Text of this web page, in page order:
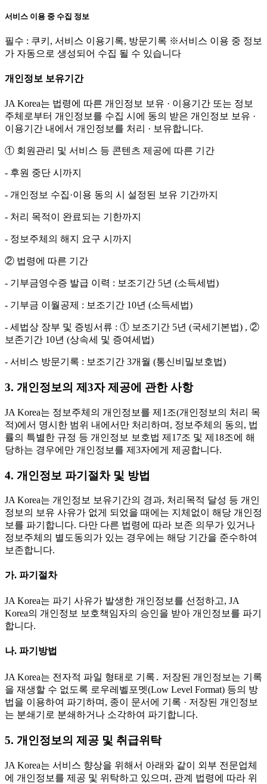
서비스 이용 중 수집 정보
필수 : 쿠키, 서비스 이용기록, 방문기록 ※서비스 이용 중 정보
가 자동으로 생성되어 수집 될 수 있습니다
개인정보 보유기간
JA Korea는 법령에 따른 개인정보 보유 · 이용기간 또는 정보
주체로부터 개인정보를 수집 시에 동의 받은 개인정보 보유 ·
이용기간 내에서 개인정보를 처리 · 보유합니다.
① 회원관리 및 서비스 등 콘텐츠 제공에 따른 기간
- 후원 중단 시까지
- 개인정보 수집·이용 동의 시 설정된 보유 기간까지
- 처리 목적이 완료되는 기한까지
- 정보주체의 해지 요구 시까지
② 법령에 따른 기간
- 기부금영수증 발급 이력 : 보조기간 5년 (소득세법)
- 기부금 이월공제 : 보조기간 10년 (소득세법)
- 세법상 장부 및 증빙서류 : ① 보조기간 5년 (국세기본법) , ②
보존기간 10년 (상속세 및 증여세법)
- 서비스 방문기록 : 보조기간 3개월 (통신비밀보호법)
3. 개인정보의 제3자 제공에 관한 사항
JA Korea는 정보주체의 개인정보를 제1조(개인정보의 처리 목
적)에서 명시한 범위 내에서만 처리하며, 정보주체의 동의, 법
률의 특별한 규정 등 개인정보 보호법 제17조 및 제18조에 해
당하는 경우에만 개인정보를 제3자에게 제공합니다.
4. 개인정보 파기절차 및 방법
JA Korea는 개인정보 보유기간의 경과, 처리목적 달성 등 개인
정보의 보유 사유가 없게 되었을 때에는 지체없이 해당 개인정
보를 파기합니다. 다만 다른 법령에 따라 보존 의무가 있거나
정보주체의 별도동의가 있는 경우에는 해당 기간을 준수하여
보존합니다.
가. 파기절차
JA Korea는 파기 사유가 발생한 개인정보를 선정하고, JA
Korea의 개인정보 보호책임자의 승인을 받아 개인정보를 파기
합니다.
나. 파기방법
JA Korea는 전자적 파일 형태로 기록․ 저장된 개인정보는 기록
을 재생할 수 없도록 로우레벨포멧(Low Level Format) 등의 방
법을 이용하여 파기하며, 종이 문서에 기록 · 저장된 개인정보
는 분쇄기로 분쇄하거나 소각하여 파기합니다.
5. 개인정보의 제공 및 취급위탁
JA Korea는 서비스 향상을 위해서 아래와 같이 외부 전문업체
에 개인정보를 제공 및 위탁하고 있으며, 관계 법령에 따라 위